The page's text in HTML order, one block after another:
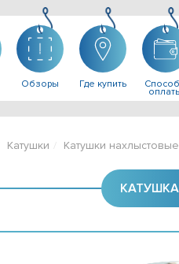
Обзоры Где купить
Катушки Катушки нахлыстовые
КАТУШКА